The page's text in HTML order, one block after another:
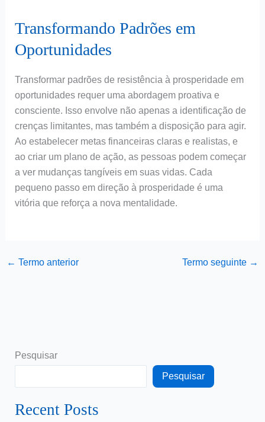
Transformando Padrões em
Oportunidades
Transformar padrões de resistência à prosperidade em
oportunidades requer uma abordagem proativa e
consciente. Isso envolve não apenas a identificação de
crenças limitantes, mas também a disposição para agir.
Ao estabelecer metas financeiras claras e realistas, e
ao criar um plano de ação, as pessoas podem começar
a ver mudanças tangíveis em suas vidas. Cada
pequeno passo em direção à prosperidade é uma
vitória que reforça a nova mentalidade.
← Termo anterior Termo seguinte →
Pesquisar
Pesquisar
Recent Posts